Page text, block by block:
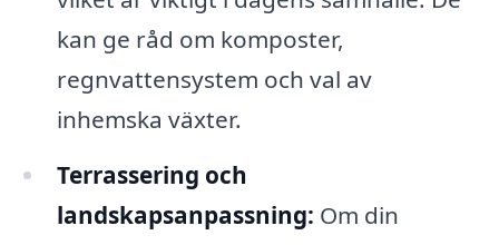
kan ge råd om komposter,
regnvattensystem och val av
inhemska växter.
Terrassering och
landskapsanpassning: Om din